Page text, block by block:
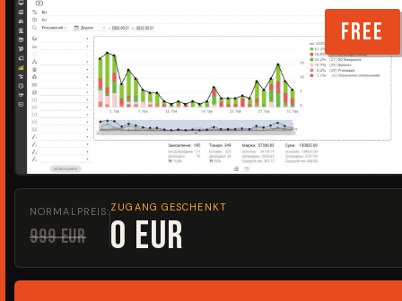
FREE
NORMALPREIS:
999 EUR
ZUGANG GESCHENKT
0 EUR